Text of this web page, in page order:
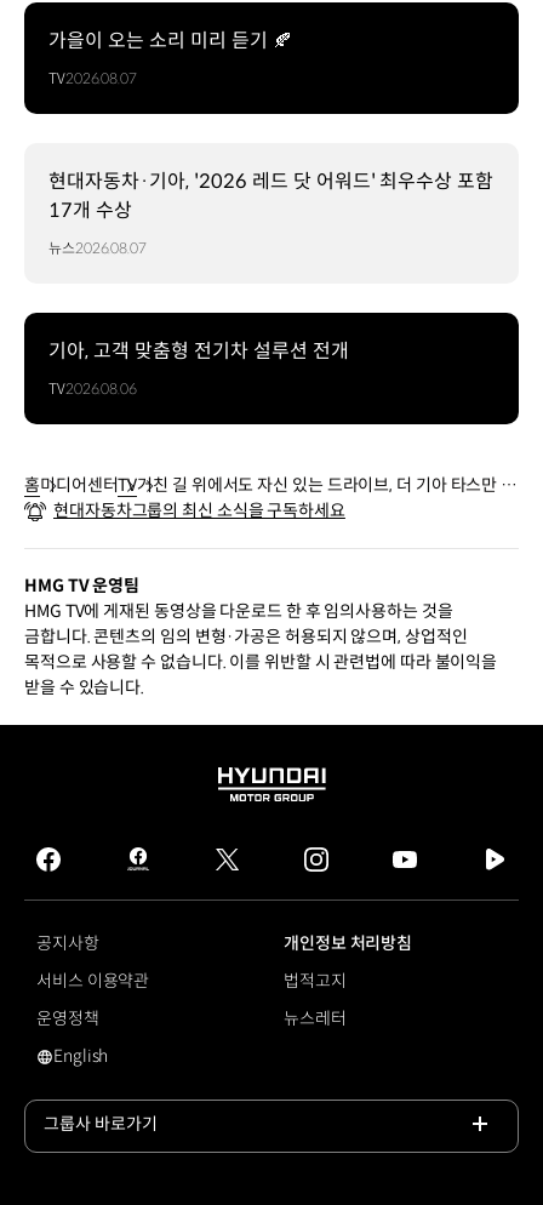
가을이 오는 소리 미리 듣기 🍂
TV2026.08.07
현대자동차·기아, '2026 레드 닷 어워드' 최우수상 포함
17개 수상
뉴스2026.08.07
기아, 고객 맞춤형 전기차 설루션 전개
TV2026.08.06
홈미디어센터TV거친 길 위에서도 자신 있는 드라이브, 더 기아 타스만 |
기아
현대자동차그룹의 최신 소식을 구독하세요
HMG TV 운영팀
HMG TV에 게재된 동영상을 다운로드 한 후 임의사용하는 것을
금합니다. 콘텐츠의 임의 변형·가공은 허용되지 않으며, 상업적인
목적으로 사용할 수 없습니다. 이를 위반할 시 관련법에 따라 불이익을
받을 수 있습니다.
HYUNDAI
GROUP
facebook
hmg
journal
twitter instagram
tv
공지사항
개인정보 처리방침
서비스 이용약관
법적고지
운영정책
뉴스레터
영문 사이트로 이동
English
그룹사 바로가기